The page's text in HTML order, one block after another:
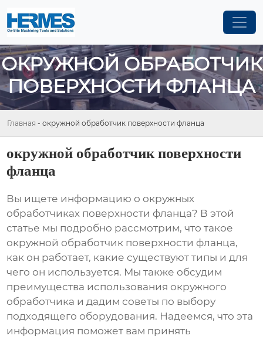
ОКРУЖНОЙ ОБРАБОТЧИК
ПОВЕРХНОСТИ ФЛАНЦА
Главная - окружной обработчик поверхности фланца
окружной обработчик поверхности
фланца
Вы ищете информацию о окружных
обработчиках поверхности фланца? В этой
статье мы подробно рассмотрим, что такое
окружной обработчик поверхности фланца,
как он работает, какие существуют типы и для
чего он используется. Мы также обсудим
преимущества использования окружного
обработчика и дадим советы по выбору
подходящего оборудования. Надеемся, что эта
информация поможет вам принять